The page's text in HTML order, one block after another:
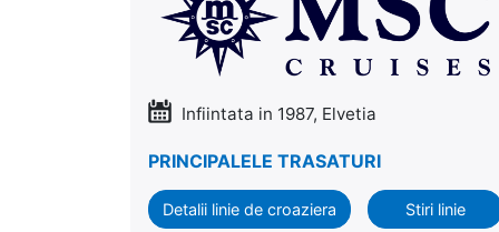
Infiintata in 1987, Elvetia
PRINCIPALELE TRASATURI
Detalii linie de croaziera Stiri linie